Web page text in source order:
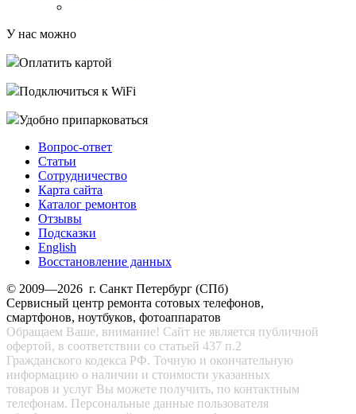
У нас можно
Оплатить картой
Подключиться к WiFi
Удобно припарковаться
Вопрос-ответ
Статьи
Сотрудничество
Карта сайта
Каталог ремонтов
Отзывы
Подсказки
English
Восстановление данных
© 2009—2026 г. Санкт Петербург (СПб)
Сервисный центр ремонта сотовых телефонов,
смартфонов, ноутбуков, фотоаппаратов
Обращаем Ваше, внимание! Сайт не является публичной
офертой, в соответствии со статьей 437 п.2
Гражданского кодекса РФ. Точную и окончательную
информацию о наличии и стоимости указанных
товаров и услуг Вы можете получить, по контактным
телефонам. Персональные данные пользователя